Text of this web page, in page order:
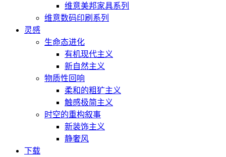
维意美邦家具系列
维意数码印刷系列
灵感
生命态进化
有机现代主义
新自然主义
物质性回响
柔和的粗犷主义
触感极简主义
时空的重构叙事
新装饰主义
静奢风
下载